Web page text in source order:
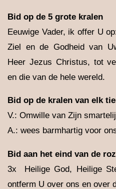
Bid op de 5 grote kralen
Eeuwige Vader, ik offer U
Ziel en de Godheid van
Heer Jezus Christus, tot
en die van de hele wereld.
Bid op de kralen van elk
V.: Omwille van Zijn
A.: wees barmhartig voor
Bid aan het eind van de
3x Heilige God, Heilige
ontferm U over ons en over